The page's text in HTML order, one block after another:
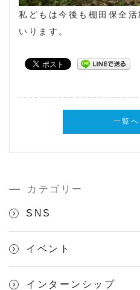
私どもは今後も棚田保全
いります。
一覧へ
カテゴリー
SNS
イベント
インターンシップ